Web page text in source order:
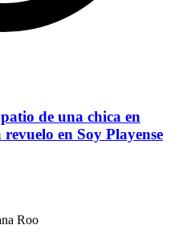
de una chica en
en Soy Playense
Roo